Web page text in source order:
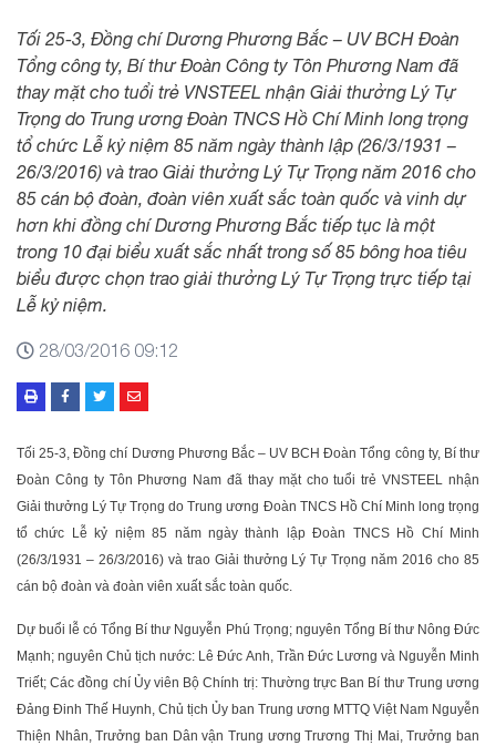
Tối 25-3, Đồng chí Dương Phương Bắc – UV BCH Đoàn
Tổng công ty, Bí thư Đoàn Công ty Tôn Phương Nam đã
thay mặt cho tuổi trẻ VNSTEEL nhận Giải thưởng Lý Tự
Trọng do Trung ương Đoàn TNCS Hồ Chí Minh long trọng
tổ chức Lễ kỷ niệm 85 năm ngày thành lập (26/3/1931 –
26/3/2016) và trao Giải thưởng Lý Tự Trọng năm 2016 cho
85 cán bộ đoàn, đoàn viên xuất sắc toàn quốc và vinh dự
hơn khi đồng chí Dương Phương Bắc tiếp tục là một
trong 10 đại biểu xuất sắc nhất trong số 85 bông hoa tiêu
biểu được chọn trao giải thưởng Lý Tự Trọng trực tiếp tại
Lễ kỷ niệm.
28/03/2016 09:12
Tối 25-3, Đồng chí Dương Phương Bắc – UV BCH Đoàn Tổng công ty, Bí thư
Đoàn Công ty Tôn Phương Nam đã thay mặt cho tuổi trẻ VNSTEEL nhận
Giải thưởng Lý Tự Trọng do Trung ương Đoàn TNCS Hồ Chí Minh long trọng
tổ chức Lễ kỷ niệm 85 năm ngày thành lập Đoàn TNCS Hồ Chí Minh
(26/3/1931 – 26/3/2016) và trao Giải thưởng Lý Tự Trọng năm 2016 cho 85
cán bộ đoàn và đoàn viên xuất sắc toàn quốc.
Dự buổi lễ có Tổng Bí thư Nguyễn Phú Trọng; nguyên Tổng Bí thư Nông Đức
Mạnh; nguyên Chủ tịch nước: Lê Đức Anh, Trần Đức Lương và Nguyễn Minh
Triết; Các đồng chí Ủy viên Bộ Chính trị: Thường trực Ban Bí thư Trung ương
Đảng Đinh Thế Huynh, Chủ tịch Ủy ban Trung ương MTTQ Việt Nam Nguyễn
Thiện Nhân, Trưởng ban Dân vận Trung ương Trương Thị Mai, Trưởng ban